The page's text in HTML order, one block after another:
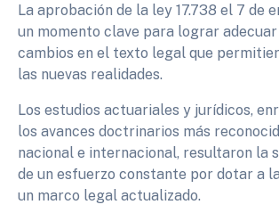
La aprobación de la ley 17.738 el 7 de
un momento clave para lograr
cambios en el texto legal que
las nuevas realidades.
Los estudios actuariales y jurídicos,
los avances doctrinarios más
nacional e internacional, resultaron la
de un esfuerzo constante por dotar a
un marco legal actualizado.